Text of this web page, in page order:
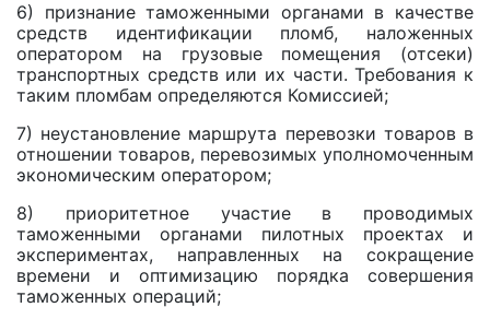
6) признание таможенными органами в качестве
средств идентификации пломб, наложенных
оператором на грузовые помещения (отсеки)
транспортных средств или их части. Требования к
таким пломбам определяются Комиссией;
7) неустановление маршрута перевозки товаров в
отношении товаров, перевозимых уполномоченным
экономическим оператором;
8) приоритетное участие в проводимых
таможенными органами пилотных проектах и
экспериментах, направленных на сокращение
времени и оптимизацию порядка совершения
таможенных операций;